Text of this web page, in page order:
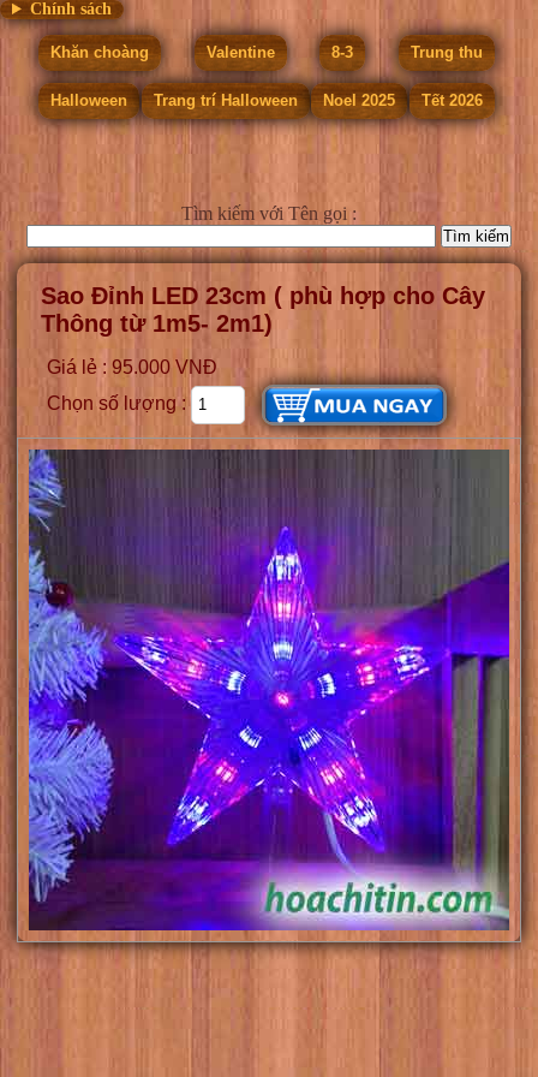
Chính sách
Khăn choàng Valentine 8-3 Trung thu
Halloween Trang trí Halloween Noel 2025 Tết 2026
Tìm kiếm với Tên gọi :
Sao Đỉnh LED 23cm ( phù hợp cho Cây
Thông từ 1m5- 2m1)
Giá lẻ : 95.000 VNĐ
Chọn số lượng :